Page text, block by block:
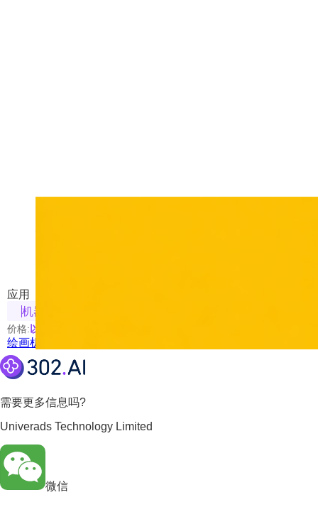
应用
机器人
价格:以具体使用的模型为准
绘画机器人
需要更多信息吗?
Univerads Technology Limited
微信